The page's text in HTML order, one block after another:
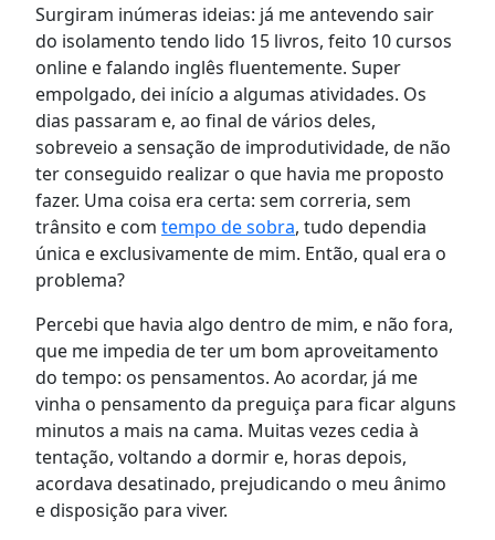
Surgiram inúmeras ideias: já me antevendo sair
do isolamento tendo lido 15 livros, feito 10 cursos
online e falando inglês fluentemente. Super
empolgado, dei início a algumas atividades. Os
dias passaram e, ao final de vários deles,
sobreveio a sensação de improdutividade, de não
ter conseguido realizar o que havia me proposto
fazer. Uma coisa era certa: sem correria, sem
trânsito e com tempo de sobra, tudo dependia
única e exclusivamente de mim. Então, qual era o
problema?
Percebi que havia algo dentro de mim, e não fora,
que me impedia de ter um bom aproveitamento
do tempo: os pensamentos. Ao acordar, já me
vinha o pensamento da preguiça para ficar alguns
minutos a mais na cama. Muitas vezes cedia à
tentação, voltando a dormir e, horas depois,
acordava desatinado, prejudicando o meu ânimo
e disposição para viver.